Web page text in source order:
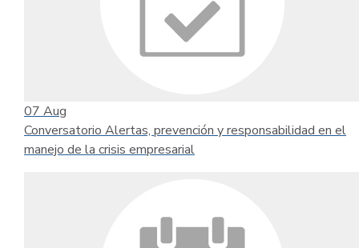
07 Aug
Conversatorio Alertas, prevención y responsabilidad en el
manejo de la crisis empresarial